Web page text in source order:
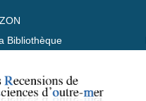
Bibliothèque